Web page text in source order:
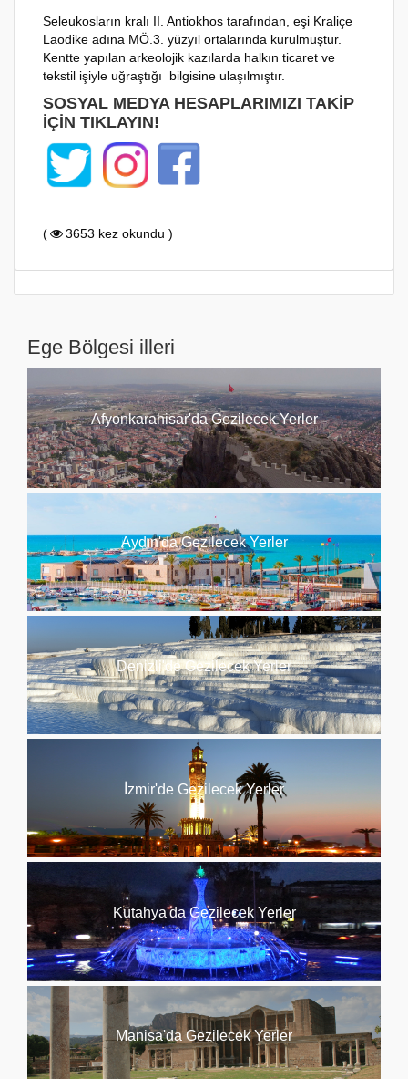
Seleukosların kralı II. Antiokhos tarafından, eşi Kraliçe
Laodike adına MÖ.3. yüzyıl ortalarında kurulmuştur.
Kentte yapılan arkeolojik kazılarda halkın ticaret ve
tekstil işiyle uğraştığı bilgisine ulaşılmıştır.
SOSYAL MEDYA HESAPLARIMIZI TAKIP
İÇIN TIKLAYIN!
( 3653 kez okundu )
Ege Bölgesi illeri
Afyonkarahisar'da Gezilecek Yerler
Aydın'da Gezilecek Yerler
Denizli'de Gezilecek Yerler
İzmir'de Gezilecek Yerler
Kütahya'da Gezilecek Yerler
Manisa'da Gezilecek Yerler